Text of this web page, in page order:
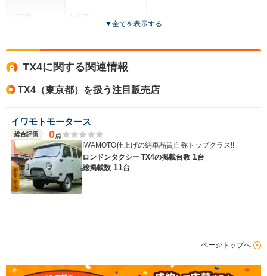
サイズ
(全長x全幅x全高)
5ドア
全高
1.61m
ホイールベース
▼全てを表示する
TX4に関する関連情報
TX4（東京都）を扱う注目販売店
イワモトモータース
総合評価 0点
IWAMOTO仕上げの納車品質自称トップクラス!!
ロンドンタクシー TX4の掲載台数 1台
総掲載数 11台
ページトップへ